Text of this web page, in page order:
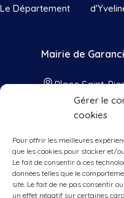
Gérer le
cookies
Pour offrir les meilleures
que les cookies pour stocker et/
Le fait de consentir à ces
données telles que le
site. Le fait de ne pas consentir
un effet négatif sur certaines
Le Département
Mairie de
Place Saint-
01 34 86 41 33
Lundis,
12h00